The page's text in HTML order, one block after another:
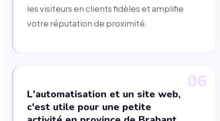
les visiteurs en clients fidèles et amplifie
votre réputation de proximité.
06
L'automatisation et un site web,
c'est utile pour une petite